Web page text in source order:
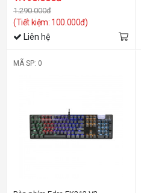
1.290.000đ
(Tiết kiệm: 100.000đ)
Liên hệ
MÃ SP: 0